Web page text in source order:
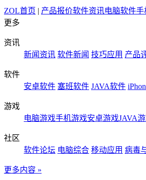
ZOL首页 | 产品报价软件资讯电脑软件手
更多
资讯
新闻资讯 软件新闻 技巧应用 产品
软件
安卓软件 塞班软件 JAVA软件
游戏
电脑游戏手机游戏安卓游戏JAVA
社区
软件论坛 电脑综合 移动应用 病毒
更多内容 »